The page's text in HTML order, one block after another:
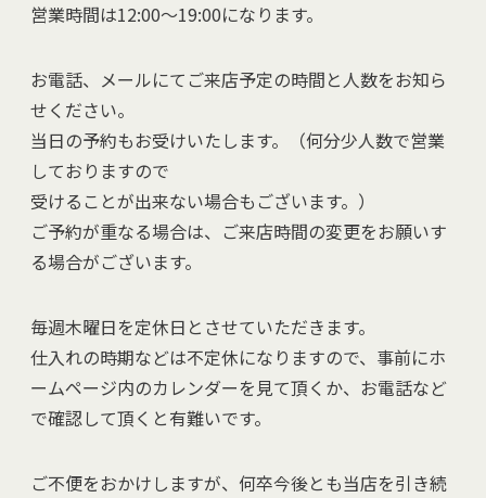
営業時間は12:00～19:00になります。
お電話、メールにてご来店予定の時間と人数をお知ら
せください。
当日の予約もお受けいたします。（何分少人数で営業
しておりますので
受けることが出来ない場合もございます。）
ご予約が重なる場合は、ご来店時間の変更をお願いす
る場合がございます。
毎週木曜日を定休日とさせていただきます。
仕入れの時期などは不定休になりますので、事前にホ
ームページ内のカレンダーを見て頂くか、お電話など
で確認して頂くと有難いです。
ご不便をおかけしますが、何卒今後とも当店を引き続